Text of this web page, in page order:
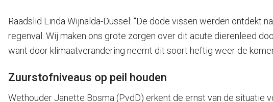
Raadslid Linda Wijnalda-Dussel: “De dode vissen werden
regenval. Wij maken ons grote zorgen over dit acute dierenleed
want door klimaatverandering neemt dit soort heftig weer de
Zuurstofniveaus op peil houden
Wethouder Janette Bosma (PvdD) erkent de ernst van de situatie